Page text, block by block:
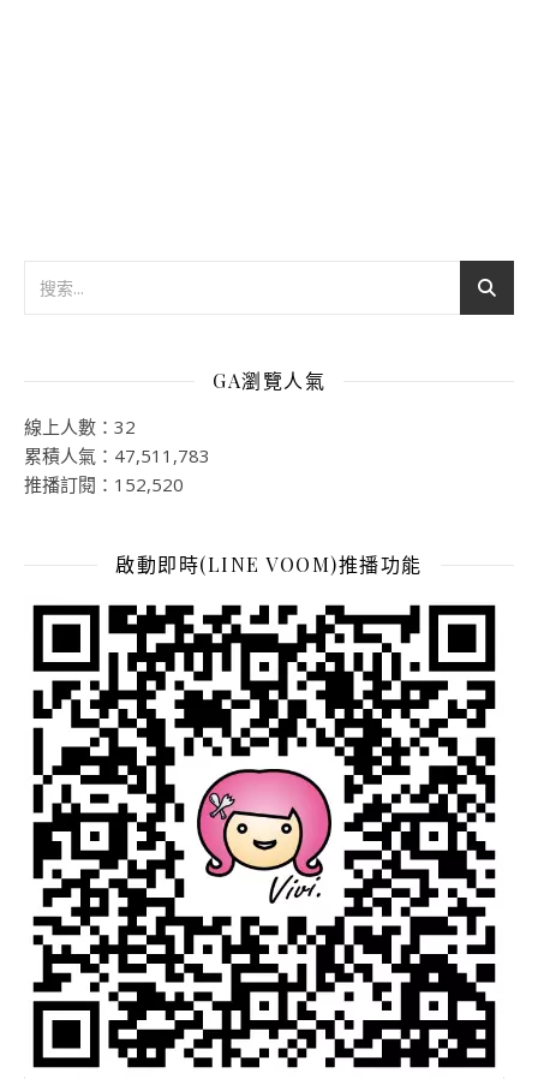
GA瀏覽人氣
線上人數：32
累積人氣：47,511,783
推播訂閱：152,520
啟動即時(LINE VOOM)推播功能